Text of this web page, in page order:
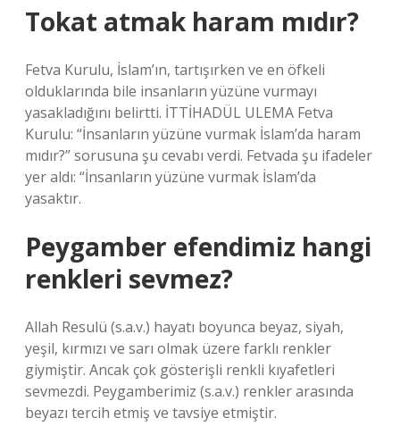
Tokat atmak haram mıdır?
Fetva Kurulu, İslam’ın, tartışırken ve en öfkeli
olduklarında bile insanların yüzüne vurmayı
yasakladığını belirtti. İTTİHADÜL ULEMA Fetva
Kurulu: “İnsanların yüzüne vurmak İslam’da haram
mıdır?” sorusuna şu cevabı verdi. Fetvada şu ifadeler
yer aldı: “İnsanların yüzüne vurmak İslam’da
yasaktır.
Peygamber efendimiz hangi
renkleri sevmez?
Allah Resulü (s.a.v.) hayatı boyunca beyaz, siyah,
yeşil, kırmızı ve sarı olmak üzere farklı renkler
giymiştir. Ancak çok gösterişli renkli kıyafetleri
sevmezdi. Peygamberimiz (s.a.v.) renkler arasında
beyazı tercih etmiş ve tavsiye etmiştir.